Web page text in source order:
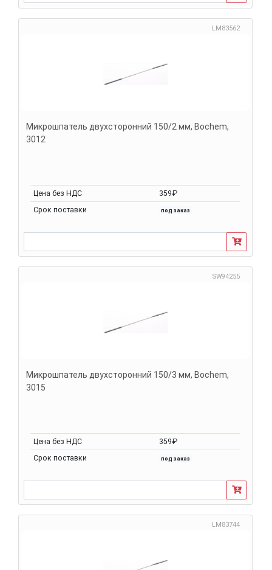
LM83562
Микрошпатель двухсторонний 150/2 мм, Bochem,
3012
Цена без НДС
359₽
Срок поставки
под заказ
SW94255
Микрошпатель двухсторонний 150/3 мм, Bochem,
3015
Цена без НДС
359₽
Срок поставки
под заказ
LM83744